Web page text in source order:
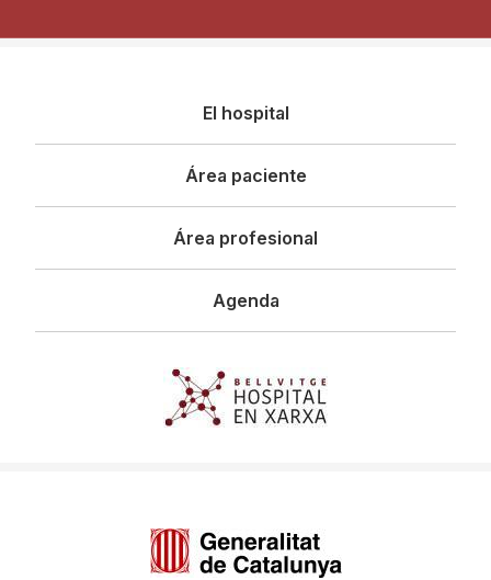
principal
El hospital
Área paciente
Área profesional
Agenda